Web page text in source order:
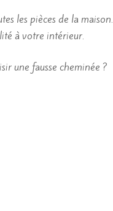
les pièces de la maison.
à votre intérieur.
une fausse cheminée ?